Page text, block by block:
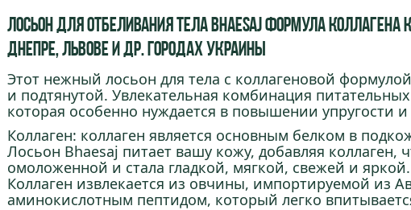
Лосьон для отбеливания тела Bhaesaj Формула Коллагена
Днепре, Львове и др. городах Украины
Этот нежный лосьон для тела с коллагеновой
и подтянутой. Увлекательная комбинация
которая особенно нуждается в повышении упругости
Коллаген: коллаген является основным белком в
Лосьон Bhaesaj питает вашу кожу, добавляя коллаген,
омоложенной и стала гладкой, мягкой, свежей и яркой.
Коллаген извлекается из овчины, импортируемой из
аминокислотным пептидом, который легко